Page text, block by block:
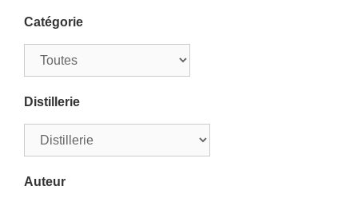
Catégorie
Distillerie
Auteur